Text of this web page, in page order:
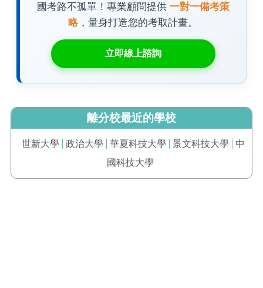
國考路不孤單！專業顧問提供 一對一備考策
略，量身打造您的考取計畫。
立即線上諮詢
離分校最近的學校
世新大學 政治大學 華夏科技大學 景文科技大學
中
國科技大學